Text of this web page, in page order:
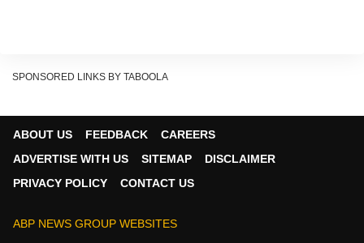
सिस्टम के कारण हुआ है.
SPONSORED LINKS BY TABOOLA
ABOUT US FEEDBACK
CAREERS
ADVERTISE WITH US
SITEMAP
DISCLAIMER
PRIVACY POLICY
CONTACT US
ABP NEWS GROUP WEBSITES